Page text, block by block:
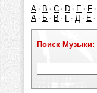
A · B · C · D · E · F ·
А · Б · В · Г · Д · Е ·
Поиск Музыки: